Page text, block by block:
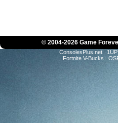
© 2004-2026 Game
ConsolesPlus.net 1UP
Fortnite V-Bucks